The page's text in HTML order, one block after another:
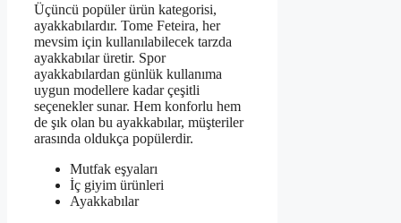
Üçüncü popüler ürün kategorisi,
ayakkabılardır. Tome Feteira, her
mevsim için kullanılabilecek tarzda
ayakkabılar üretir. Spor
ayakkabılardan günlük kullanıma
uygun modellere kadar çeşitli
seçenekler sunar. Hem konforlu hem
de şık olan bu ayakkabılar, müşteriler
arasında oldukça popülerdir.
Mutfak eşyaları
İç giyim ürünleri
Ayakkabılar